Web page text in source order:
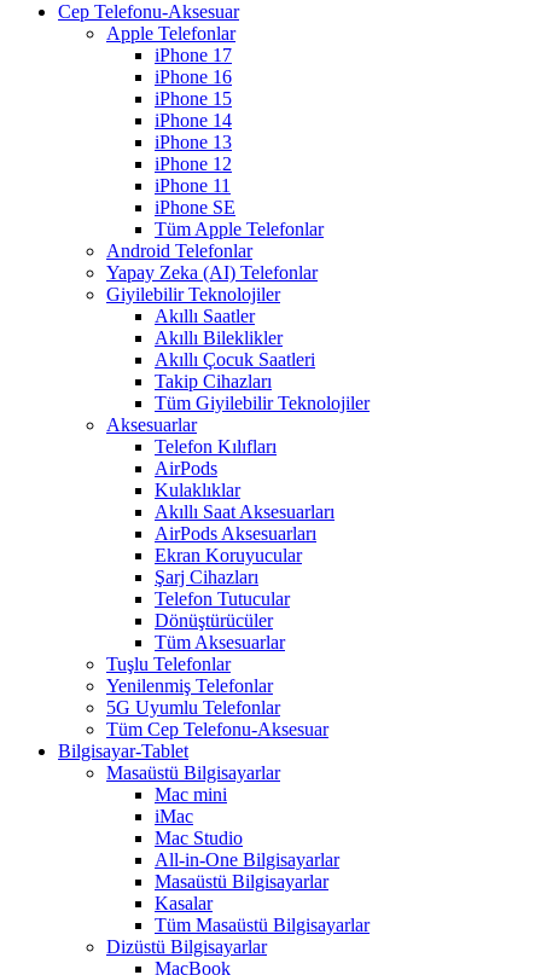
Cep Telefonu-Aksesuar
Apple Telefonlar
iPhone 17
iPhone 16
iPhone 15
iPhone 14
iPhone 13
iPhone 12
iPhone 11
iPhone SE
Tüm Apple Telefonlar
Android Telefonlar
Yapay Zeka (AI) Telefonlar
Giyilebilir Teknolojiler
Akıllı Saatler
Akıllı Bileklikler
Akıllı Çocuk Saatleri
Takip Cihazları
Tüm Giyilebilir Teknolojiler
Aksesuarlar
Telefon Kılıfları
AirPods
Kulaklıklar
Akıllı Saat Aksesuarları
AirPods Aksesuarları
Ekran Koruyucular
Şarj Cihazları
Telefon Tutucular
Dönüştürücüler
Tüm Aksesuarlar
Tuşlu Telefonlar
Yenilenmiş Telefonlar
5G Uyumlu Telefonlar
Tüm Cep Telefonu-Aksesuar
Bilgisayar-Tablet
Masaüstü Bilgisayarlar
Mac mini
iMac
Mac Studio
All-in-One Bilgisayarlar
Masaüstü Bilgisayarlar
Kasalar
Tüm Masaüstü Bilgisayarlar
Dizüstü Bilgisayarlar
MacBook